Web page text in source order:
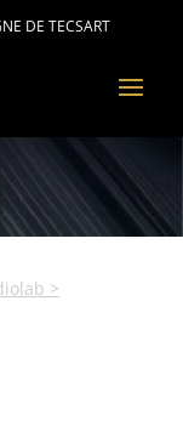
DE TECSART
>